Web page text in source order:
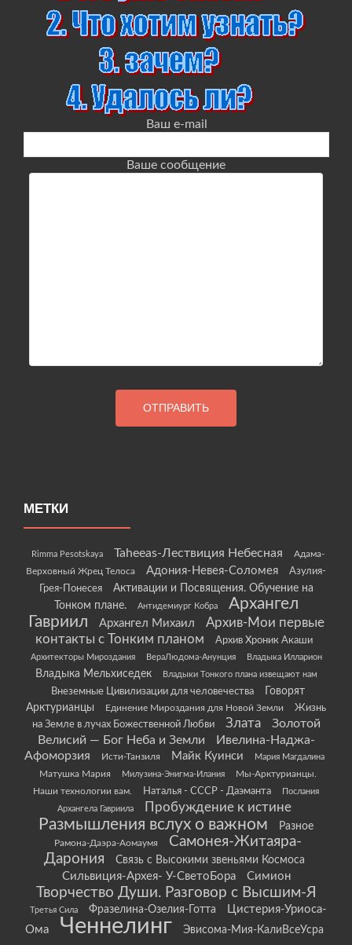
Ваш e-mail
Ваше сообщение
МЕТКИ
Rimma Pesotskaya Taheeas-Лествиция Небесная
Адама-
Верховный Жрец Телоса
Адония-Невея-Соломея
Азулия-
Грея-Понесея
Активации и Посвящения. Обучение на
Тонком плане.
Антидемиург Кобра
Архангел
Гавриил
Архангел Михаил
Архив-Мои первые
контакты с Тонким планом
Архив Хроник Акаши
Архитекторы Мироздания ВераЛюдома-Анунция Владыка Илларион
Владыка Мельхиседек Владыки Тонкого плана извещают нам
Внеземные Цивилизации для человечества
Говорят
Арктурианцы
Единение Мироздания для Новой Земли
Жизнь
на Земле в лучах Божественной Любви
Злата
Золотой
Велисий — Бог Неба и Земли
Ивелина-Наджа-
Афоморзия
Исти-Танзиля Майк Куинси Мария Магдалина
Матушка Мария Милузина-Энигма-Илания
Мы-Арктурианцы.
Наши технологии вам.
Наталья - СССР - Даэманта
Послания
Архангела Гавриила
Пробуждение к истине
Размышления вслух о важном Разное
Рамона-Даэра-Аомаумя
Самонея-Житаяра-
Дарония
Связь с Высокими звеньями Космоса
Сильвиция-Архея- У-СветоБора Симион
Творчество Души. Разговор с Высшим-Я
Третья Сила Фразелина-Озелия-Готта
Цистерия-Уриоса-
Ома
Ченнелинг Эвисома-Мия-КалиВсеУсра